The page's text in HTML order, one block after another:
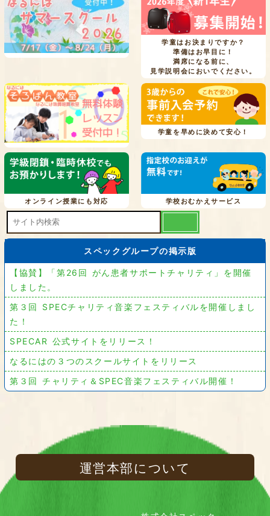
学童はお決まりですか？
準備はお早目に！
満席になる前に、
見学説明会においでください。
学童を早めに決めて安心！
オンライン授業にも対応 学校おむかえサービス
スペックグループの掲示版
【協賛】「第26回 がん患者サポートチャリティ」を開催
しました。
第３回 SPECチャリティ音楽フェスティバルを開催しまし
た！
SPECAR 公式サイトをリリース！
なるにはの３つのスクールサイトをリリース
第３回 チャリティ＆SPEC音楽フェスティバル開催！
運営本部について